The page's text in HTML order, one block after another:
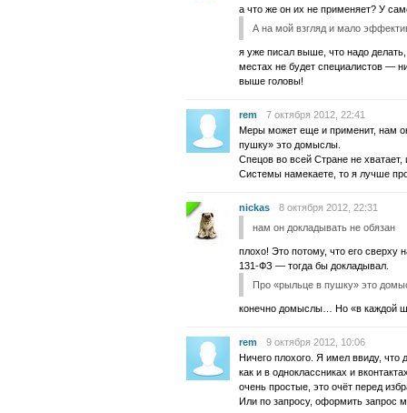
а что же он их не применяет? У
А на мой взгляд и мало
я уже писал выше, что надо
местах не будет специалистов —
выше головы!
rem
7 октября 2012, 22:41
Меры может еще и применит, нам
пушку» это домыслы.
Спецов во всей Стране не
Системы намекаете, то я лучше
nickas
8 октября 2012, 22:31
нам он докладывать не обязан
плохо! Это потому, что его сверху
131-ФЗ — тогда бы докладывал.
Про «рыльце в пушку» это
конечно домыслы… Но «в каждой
rem
9 октября 2012, 10:06
Ничего плохого. Я имел ввиду, что
как и в одноклассниках и
очень простые, это очёт перед
Или по запросу, оформить запрос